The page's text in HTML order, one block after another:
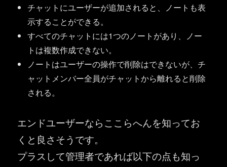
チャットにユーザーが追加されると、ノートも表
示することができる。
すべてのチャットには1つのノートがあり、ノー
トは複数作成できない。
ノートはユーザーの操作で削除はできないが、チ
ャットメンバー全員がチャットから離れると削除
される。
エンドユーザーならここらへんを知ってお
くと良さそうです。
プラスして管理者であれば以下の点も知っ